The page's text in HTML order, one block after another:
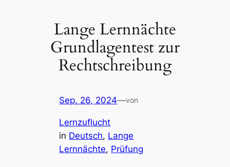
Lange Lernnächte
Grundlagentest zur
Rechtschreibung
Sep. 26, 2024—von
Lernzuflucht
in Deutsch, Lange
Lernnächte, Prüfung